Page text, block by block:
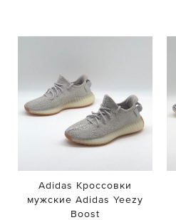
Adidas Кроссовки
мужские Adidas Yeezy
Boost